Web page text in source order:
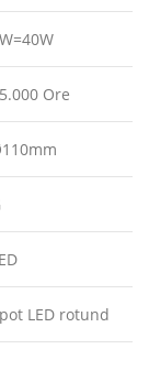
Ore
LED rotund